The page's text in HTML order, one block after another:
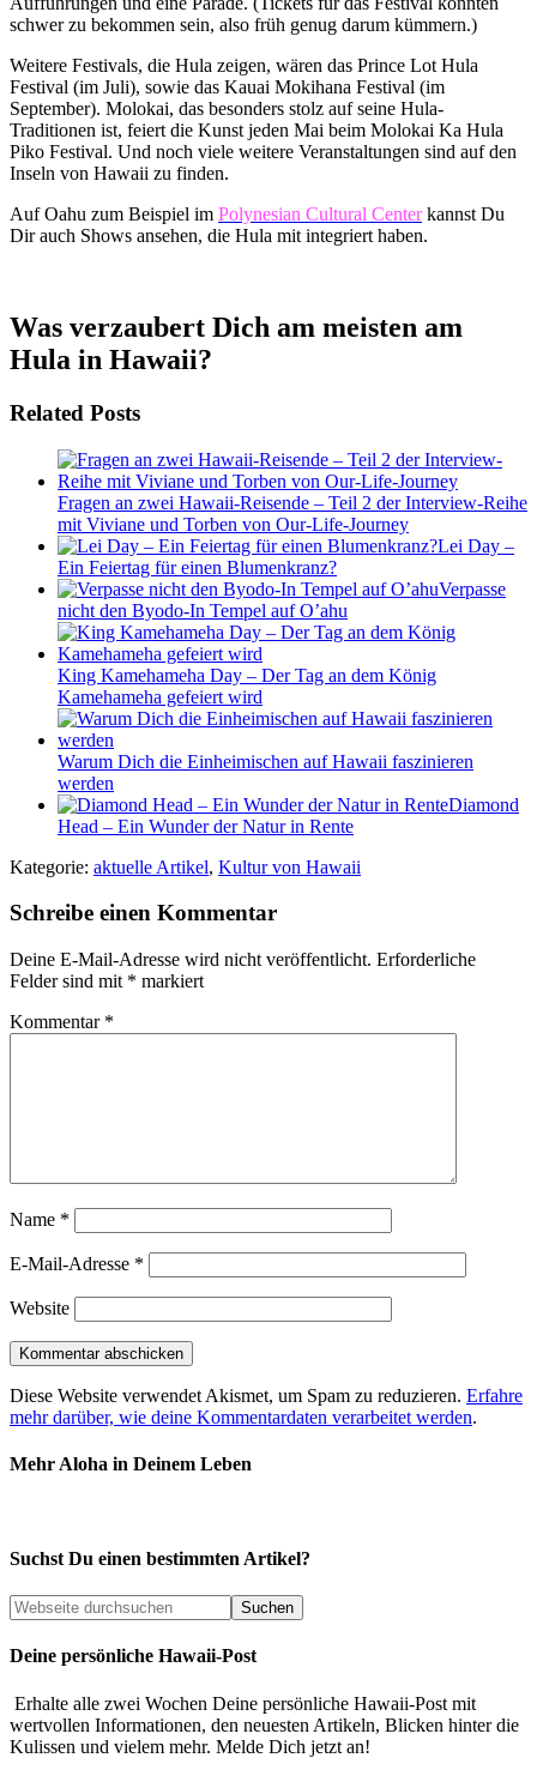
schwer zu bekommen sein, also früh genug darum kümmern.)
Weitere Festivals, die Hula zeigen, wären das Prince Lot Hula
Festival (im Juli), sowie das Kauai Mokihana Festival (im
September). Molokai, das besonders stolz auf seine Hula-
Traditionen ist, feiert die Kunst jeden Mai beim Molokai Ka Hula
Piko Festival. Und noch viele weitere Veranstaltungen sind auf den
Inseln von Hawaii zu finden.
Auf Oahu zum Beispiel im Polynesian Cultural Centerkannst Du
Dir auch Shows ansehen, die Hula mit integriert haben.
Was verzaubert Dich am meisten am
Hula in Hawaii?
Related Posts
Fragen an zwei Hawaii-Reisende – Teil 2 der Interview-Reihe
mit Viviane und Torben von Our-Life-Journey
Lei Day –
Ein Feiertag für einen Blumenkranz?
Verpasse
nicht den Byodo-In Tempel auf O’ahu
King Kamehameha Day – Der Tag an dem König
Kamehameha gefeiert wird
Warum Dich die Einheimischen auf Hawaii faszinieren
werden
Diamond
Head – Ein Wunder der Natur in Rente
Kategorie: aktuelle Artikel, Kultur von Hawaii
Schreibe einen Kommentar
Deine E-Mail-Adresse wird nicht veröffentlicht. Erforderliche
Felder sind mit * markiert
Kommentar *
Name *
E-Mail-Adresse *
Website
Diese Website verwendet Akismet, um Spam zu reduzieren. Erfahre
mehr darüber, wie deine Kommentardaten verarbeitet werden.
Mehr Aloha in Deinem Leben
Suchst Du einen bestimmten Artikel?
Deine persönliche Hawaii-Post
Erhalte alle zwei Wochen Deine persönliche Hawaii-Post mit
wertvollen Informationen, den neuesten Artikeln, Blicken hinter die
Kulissen und vielem mehr. Melde Dich jetzt an!